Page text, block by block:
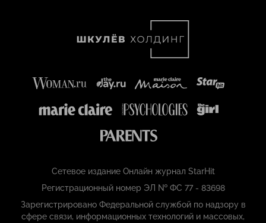
Сетевое издание Онлайн журнал StarHit
Регистрационный номер ЭЛ № ФС 77 - 83698
Зарегистрировано Федеральной службой по надзору в
сфере связи, информационных технологий и массовых,